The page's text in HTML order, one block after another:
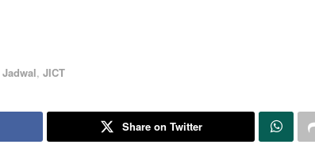
Jadwal, JICT
Share on Twitter